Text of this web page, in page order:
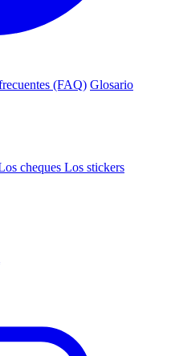
(FAQ) Glosario
cheques Los stickers